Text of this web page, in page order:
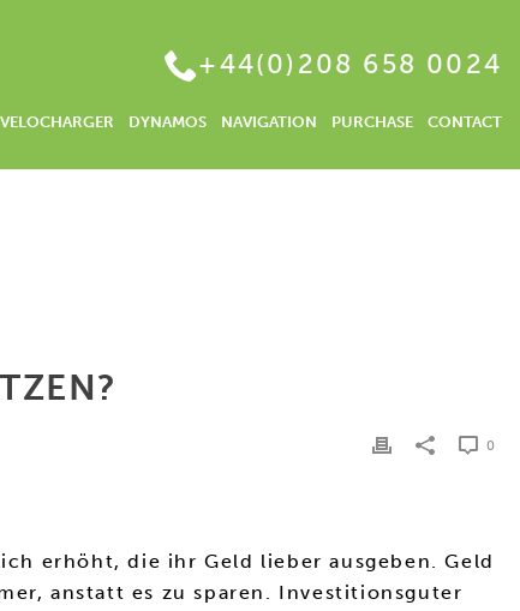
+44(0)208 658 0024
VELOCHARGER DYNAMOS NAVIGATION PURCHASE CONTACT
0
erhöht, die ihr Geld lieber ausgeben. Geld
anstatt es zu sparen. Investitionsguter